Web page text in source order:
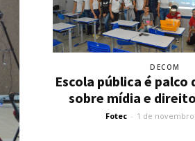
DECOM
Escola pública é palco
sobre mídia e
Fotec - 1 de novembro